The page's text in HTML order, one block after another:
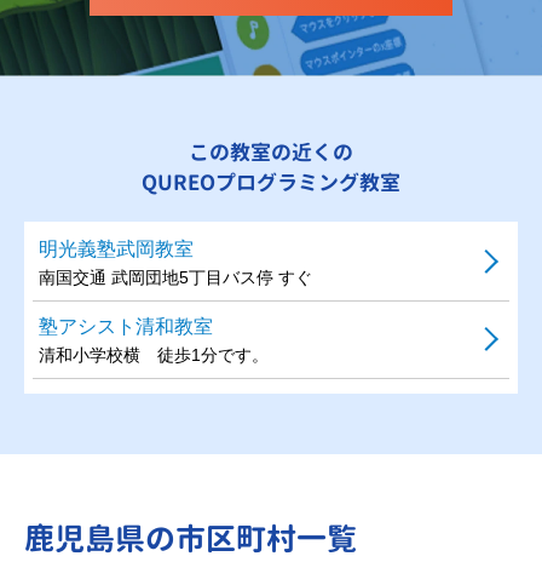
この教室の近くの
QUREOプログラミング教室
明光義塾武岡教室
南国交通 武岡団地5丁目バス停 すぐ
塾アシスト清和教室
清和小学校横 徒歩1分です。
鹿児島県の市区町村一覧